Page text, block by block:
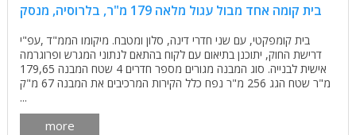
בית קומה אחד מבול עגול מלאה 179 מ"ר, בלרוסיה, מנסק
בית קומפקטי, עם שני חדרי דינה, סלון ומטבח. מיקומו הממ"ד ,עפ"י
דרישת החוק, יתוכנן בתיאום עם לקוח בהתאם לנתוני המגרש ופרוגרמה
אישית לבנייה. סוג המבנה מגורים מספר חדרים 4 שטח המבנה 179,65
מ"ר שטח הגג 256 מ"ר נפח כלל הקירות המרכיבים את המבנה 67 מ"ק
...
more